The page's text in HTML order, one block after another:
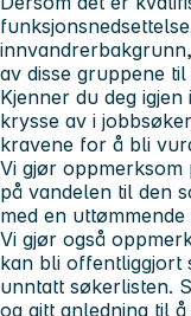
av disse gruppene
Kjenner du deg
krysse av i
kravene for å bli
Vi gjør
på vandelen til den
med en
Vi gjør også
kan bli offentliggjort
unntatt søkerlisten.
og gitt anledning til